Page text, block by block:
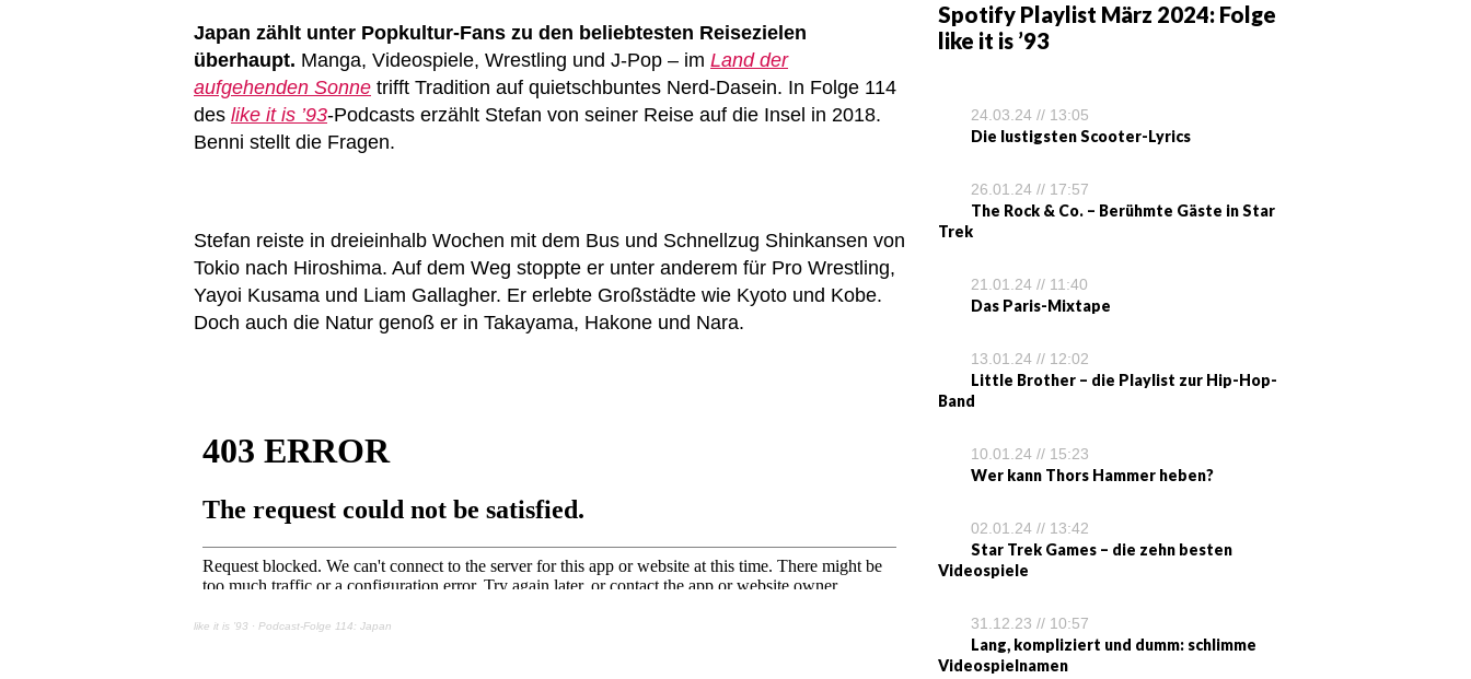
Japan zählt unter Popkultur-Fans zu den beliebtesten Reisezielen
überhaupt. Manga, Videospiele, Wrestling und J-Pop – im Land der
aufgehenden Sonne trifft Tradition auf quietschbuntes Nerd-Dasein. In Folge 114
des like it is ’93-Podcasts erzählt Stefan von seiner Reise auf die Insel in 2018.
Benni stellt die Fragen.
Stefan reiste in dreieinhalb Wochen mit dem Bus und Schnellzug Shinkansen von
Tokio nach Hiroshima. Auf dem Weg stoppte er unter anderem für Pro Wrestling,
Yayoi Kusama und Liam Gallagher. Er erlebte Großstädte wie Kyoto und Kobe.
Doch auch die Natur genoß er in Takayama, Hakone und Nara.
like it is ’93 · Podcast-Folge 114: Japan
Spotify Playlist März 2024: Folge
like it is ’93
24.03.24 // 13:05
Die lustigsten Scooter-Lyrics
26.01.24 // 17:57
The Rock & Co. – Berühmte Gäste in Star
Trek
21.01.24 // 11:40
Das Paris-Mixtape
13.01.24 // 12:02
Little Brother – die Playlist zur Hip-Hop-
Band
10.01.24 // 15:23
Wer kann Thors Hammer heben?
02.01.24 // 13:42
Star Trek Games – die zehn besten
Videospiele
31.12.23 // 10:57
Lang, kompliziert und dumm: schlimme
Videospielnamen